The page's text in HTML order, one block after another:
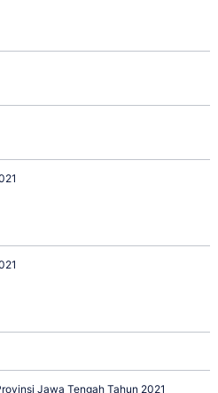
Jawa Tengah Tahun 2021